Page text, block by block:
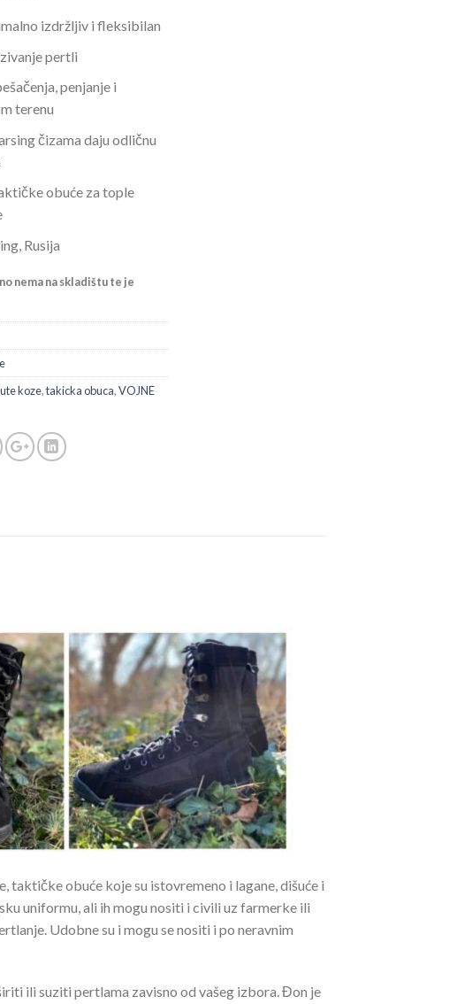
izdržljiv i fleksibilan
pertli
penjanje i
terenu
čizama daju odličnu
obuće za tople
Rusija
nema na skladištu te je
koze,takicka obuca,VOJNE
obuće koje su istovremeno i lagane, dišuće i
uniformu, ali ih mogu nositi i civili uz farmerke ili
Udobne su i mogu se nositi i po neravnim
ili suziti pertlama zavisno od vašeg izbora. Đon je